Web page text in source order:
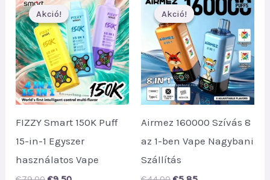
Akció!
Akció!
FIZZY Smart 150K Puff
15-in-1 Egyszer
használatos Vape
Akció!
Akció!
Airmez 160000 Szívás 8
az 1-ben Vape Nagybani
Szállítás